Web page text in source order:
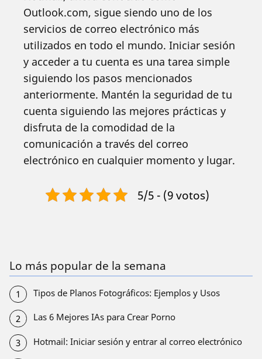
Outlook.com, sigue siendo uno de los
servicios de correo electrónico más
utilizados en todo el mundo. Iniciar sesión
y acceder a tu cuenta es una tarea simple
siguiendo los pasos mencionados
anteriormente. Mantén la seguridad de tu
cuenta siguiendo las mejores prácticas y
disfruta de la comodidad de la
comunicación a través del correo
electrónico en cualquier momento y lugar.
5/5 - (9 votos)
Lo más popular de la semana
Tipos de Planos Fotográficos: Ejemplos y Usos
Las 6 Mejores IAs para Crear Porno
Hotmail: Iniciar sesión y entrar al correo electrónico